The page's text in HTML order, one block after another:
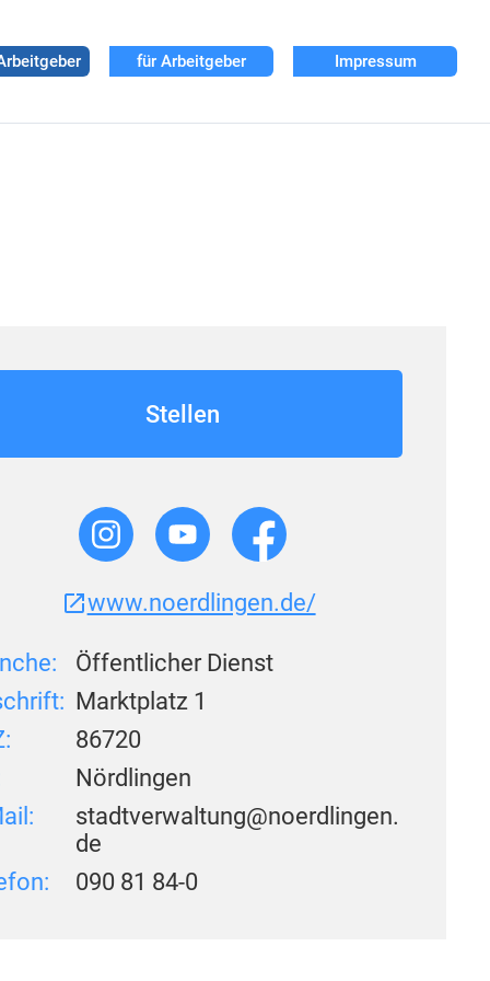
für Arbeitgeber Impressum
Stellen
www.noerdlingen.de/
Öffentlicher Dienst
Marktplatz 1
86720
Nördlingen
stadtverwaltung@noerdlingen.
de
090 81 84-0